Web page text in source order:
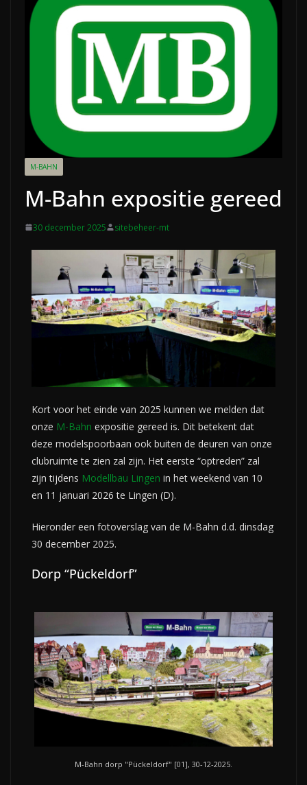
M-BAHN
M-Bahn expositie gereed
30 december 2025 sitebeheer-mt
Kort voor het einde van 2025 kunnen we melden dat
onze M-Bahn expositie gereed is. Dit betekent dat
deze modelspoorbaan ook buiten de deuren van onze
clubruimte te zien zal zijn. Het eerste “optreden” zal
zijn tijdens Modellbau Lingen in het weekend van 10
en 11 januari 2026 te Lingen (D).
Hieronder een fotoverslag van de M-Bahn d.d. dinsdag
30 december 2025.
Dorp “Pückeldorf”
M-Bahn dorp "Pückeldorf" [01], 30-12-2025.